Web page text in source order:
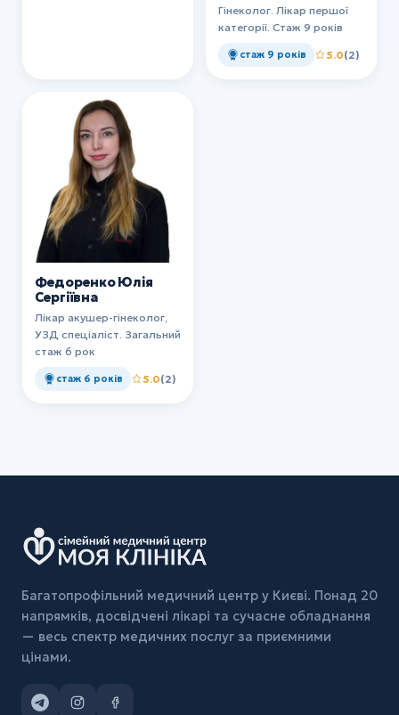
Гінеколог. Лікар першої
категорії. Стаж 9 років
стаж 9 років 5.0(2)
Федоренко Юлія
Сергіївна
Лікар акушер-гінеколог,
УЗД спеціаліст. Загальний
стаж 6 рок
стаж 6 років 5.0(2)
Багатопрофільний медичний центр у Києві. Понад 20
напрямків, досвідчені лікарі та сучасне обладнання
— весь спектр медичних послуг за приємними
цінами.